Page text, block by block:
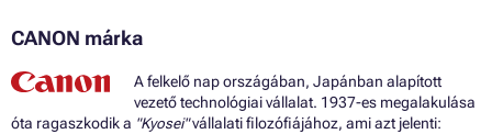
Patron CANON MULTIPASS C755
Patron CANON MULTIPASS F50
Patron CANON MULTIPASS F60
Patron CANON MULTIPASS F80
CANON márka
A felkelő nap országában, Japánban alapított
vezető technológiai vállalat. 1937-es megalakulása
óta ragaszkodik a "Kyosei"vállalati filozófiájához, ami azt jelenti: